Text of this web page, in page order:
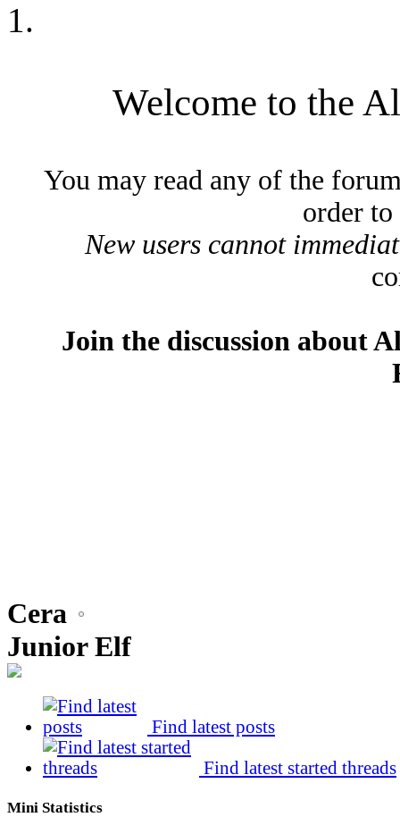
Welcome to the
You may read any of the
order
New users cannot
Join the discussion about
Cera
Junior Elf
Find latest posts
Find latest started threads
Mini Statistics